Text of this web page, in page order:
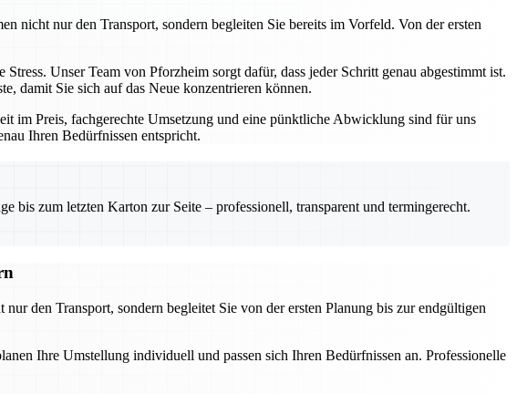
nicht nur den Transport, sondern begleiten Sie bereits im Vorfeld. Von der ersten
Unser Team von Pforzheim sorgt dafür, dass jeder Schritt genau abgestimmt ist.
damit Sie sich auf das Neue konzentrieren können.
im Preis, fachgerechte Umsetzung und eine pünktliche Abwicklung sind für uns
Ihren Bedürfnissen entspricht.
bis zum letzten Karton zur Seite – professionell, transparent und termingerecht.
den Transport, sondern begleitet Sie von der ersten Planung bis zur endgültigen
Ihre Umstellung individuell und passen sich Ihren Bedürfnissen an. Professionelle